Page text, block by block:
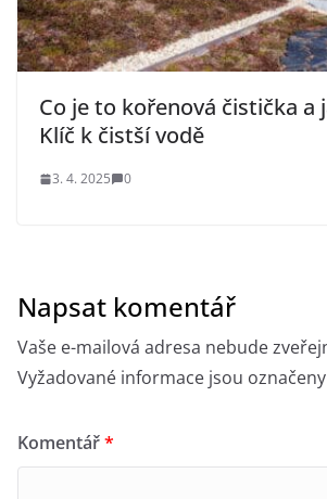
Co je to kořenová čistička a
Klíč k čistší vodě
3. 4. 2025 0
Napsat komentář
Vaše e-mailová adresa nebude
Vyžadované informace jsou označeny
Komentář*